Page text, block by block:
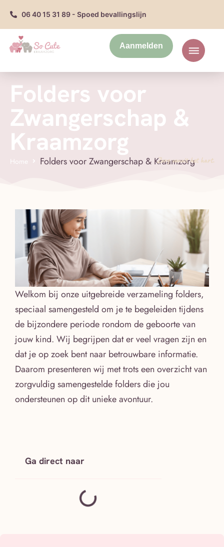
06 40 15 31 89 - Spoed bevallingslijn
Aanmelden
Folders voor
Zwangerschap &
Kraamzorg
Home Folders voor Zwangerschap & Kraamzorg
Zorg vanuit het hart.
Ga direct naar
Welkom bij onze uitgebreide verzameling folders,
speciaal samengesteld om je te begeleiden tijdens
de bijzondere periode rondom de geboorte van
jouw kind. Wij begrijpen dat er veel vragen zijn en
dat je op zoek bent naar betrouwbare informatie.
Daarom presenteren wij met trots een overzicht van
zorgvuldig samengestelde folders die jou
ondersteunen op dit unieke avontuur.